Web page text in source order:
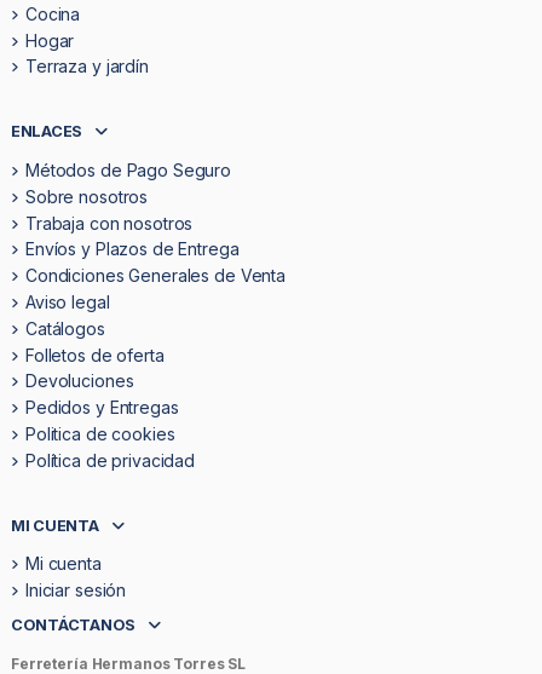
Cocina
Hogar
Terraza y jardín
ENLACES
Métodos de Pago Seguro
Sobre nosotros
Trabaja con nosotros
Envíos y Plazos de Entrega
Condiciones Generales de Venta
Aviso legal
Catálogos
Folletos de oferta
Devoluciones
Pedidos y Entregas
Politica de cookies
Política de privacidad
MI CUENTA
Mi cuenta
Iniciar sesión
CONTÁCTANOS
Ferretería Hermanos Torres SL